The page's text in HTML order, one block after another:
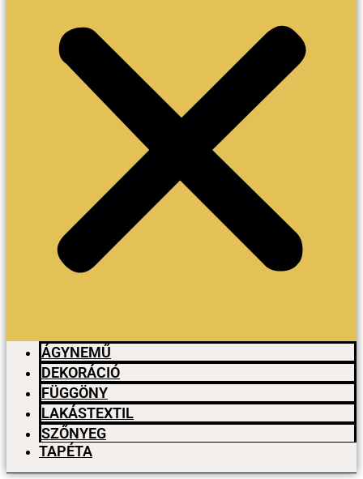
ÁGYNEMŰ
DEKORÁCIÓ
FÜGGÖNY
LAKÁSTEXTIL
SZŐNYEG
TAPÉTA